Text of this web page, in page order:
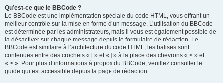
Qu’est-ce que le BBCode ?
Le BBCode est une implémentation spéciale du code HTML, vous offrant un
meilleur contrôle sur la mise en forme d’un message. L’utilisation du BBCode
est déterminée par les administrateurs, mais il vous est également possible de
la désactiver sur chaque message depuis le formulaire de rédaction. Le
BBCode est similaire à l’architecture du code HTML, les balises sont
contenues entre des crochets « [ » et « ] » à la place des chevrons « < » et
« > ». Pour plus d’informations à propos du BBCode, veuillez consulter le
guide qui est accessible depuis la page de rédaction.